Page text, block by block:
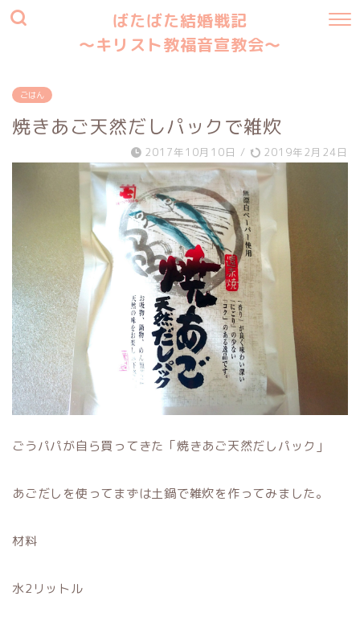
ばたばた結婚戦記
〜キリスト教福音宣教会〜
ごはん
焼きあご天然だしパックで雑炊
2017年10月10日 / 2019年2月24日
ごうパパが自ら買ってきた「焼きあご天然だしパック」
あごだしを使ってまずは土鍋で雑炊を作ってみました。
材料
水2リットル